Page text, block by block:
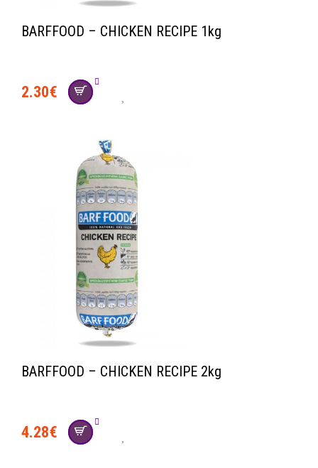
BARFFOOD – CHICKEN RECIPE 1kg
2.30€
BARFFOOD – CHICKEN RECIPE 2kg
4.28€